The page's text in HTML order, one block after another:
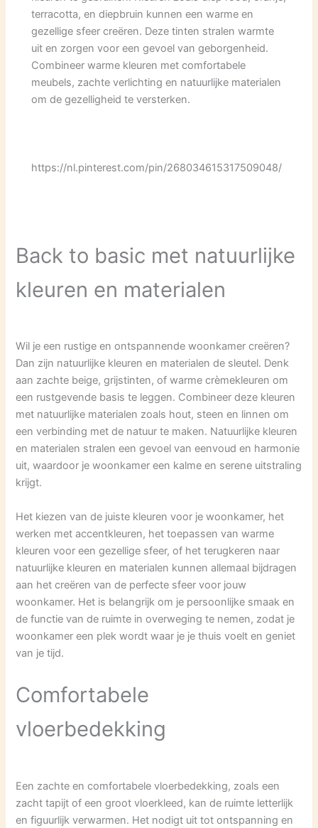
terracotta, en diepbruin kunnen een warme en
gezellige sfeer creëren. Deze tinten stralen warmte
uit en zorgen voor een gevoel van geborgenheid.
Combineer warme kleuren met comfortabele
meubels, zachte verlichting en natuurlijke materialen
om de gezelligheid te versterken.
https://nl.pinterest.com/pin/268034615317509048/
Back to basic met natuurlijke
kleuren en materialen
Wil je een rustige en ontspannende woonkamer creëren?
Dan zijn natuurlijke kleuren en materialen de sleutel. Denk
aan zachte beige, grijstinten, of warme crèmekleuren om
een rustgevende basis te leggen. Combineer deze kleuren
met natuurlijke materialen zoals hout, steen en linnen om
een verbinding met de natuur te maken. Natuurlijke kleuren
en materialen stralen een gevoel van eenvoud en harmonie
uit, waardoor je woonkamer een kalme en serene uitstraling
krijgt.
Het kiezen van de juiste kleuren voor je woonkamer, het
werken met accentkleuren, het toepassen van warme
kleuren voor een gezellige sfeer, of het terugkeren naar
natuurlijke kleuren en materialen kunnen allemaal bijdragen
aan het creëren van de perfecte sfeer voor jouw
woonkamer. Het is belangrijk om je persoonlijke smaak en
de functie van de ruimte in overweging te nemen, zodat je
woonkamer een plek wordt waar je je thuis voelt en geniet
van je tijd.
Comfortabele
vloerbedekking
Een zachte en comfortabele vloerbedekking, zoals een
zacht tapijt of een groot vloerkleed, kan de ruimte letterlijk
en figuurlijk verwarmen. Het nodigt uit tot ontspanning en